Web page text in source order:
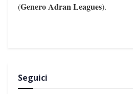
(Genero Adran Leagues).
Seguici